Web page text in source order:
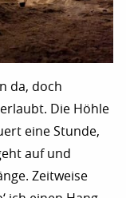
da, doch
Die Höhle
eine Stunde,
auf und
Zeitweise